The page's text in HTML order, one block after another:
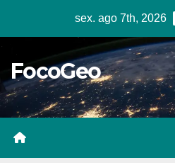
sex. ago 7th, 2026
FocoGeo